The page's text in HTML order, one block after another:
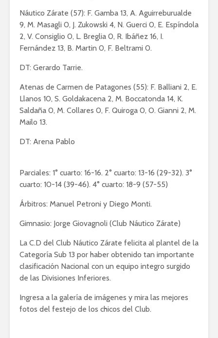
Náutico Zárate (57): F. Gamba 13, A. Aguirreburualde
9, M. Masagli 0, J. Zukowski 4, N. Guerci 0, E. Espíndola
2, V. Consiglio 0, L. Breglia 0, R. Ibáñez 16, I.
Fernández 13, B. Martin 0, F. Beltrami 0.
DT: Gerardo Tarrie.
Atenas de Carmen de Patagones (55): F. Balliani 2, E.
Llanos 10, S. Goldakacena 2, M. Boccatonda 14, K.
Saldaña 0, M. Collares 0, F. Quiroga 0, O. Gianni 2, M.
Mailo 13.
DT: Arena Pablo
Parciales: 1° cuarto: 16-16. 2° cuarto: 13-16 (29-32). 3°
cuarto: 10-14 (39-46). 4° cuarto: 18-9 (57-55)
Árbitros: Manuel Petroni y Diego Monti.
Gimnasio: Jorge Giovagnoli (Club Náutico Zárate)
La C.D del Club Náutico Zárate felicita al plantel de la
Categoría Sub 13 por haber obtenido tan importante
clasificación Nacional con un equipo integro surgido
de las Divisiones Inferiores.
Ingresa a la galería de imágenes y mira las mejores
fotos del festejo de los chicos del Club.